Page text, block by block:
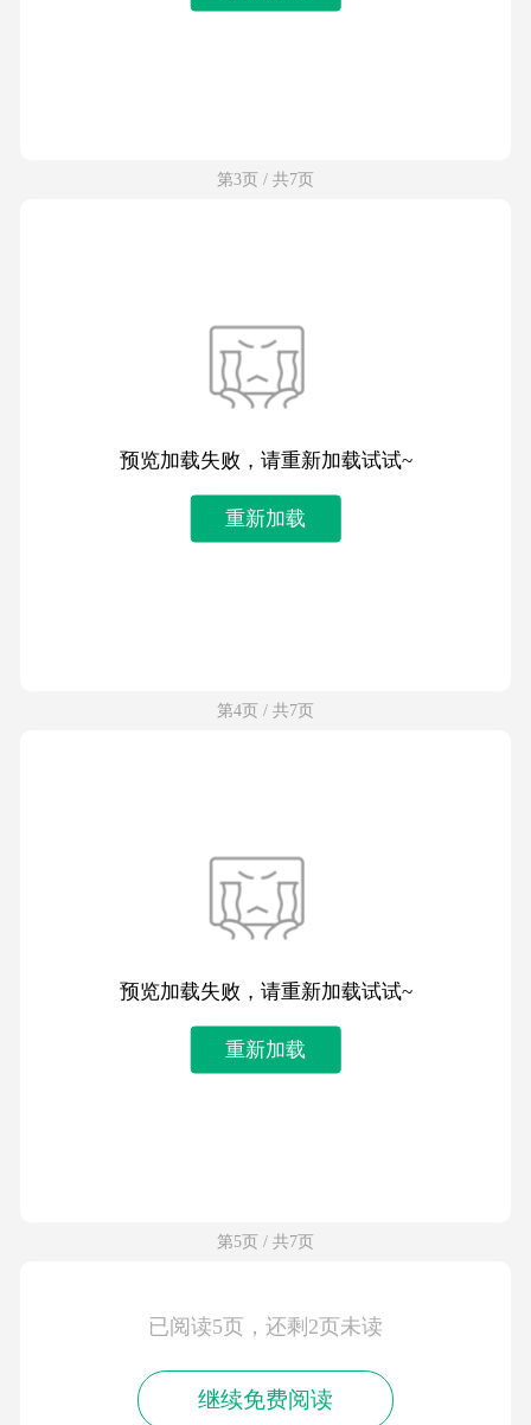
第3页 / 共7页
预览加载失败，请重新加载试试~
重新加载
第4页 / 共7页
预览加载失败，请重新加载试试~
重新加载
第5页 / 共7页
已阅读5页，还剩2页未读
继续免费阅读